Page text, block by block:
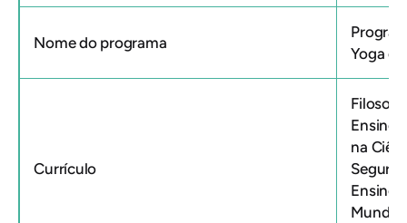
Nome do programa
Yoga
Currículo
Ensino;
na
Ensino;
Mundo